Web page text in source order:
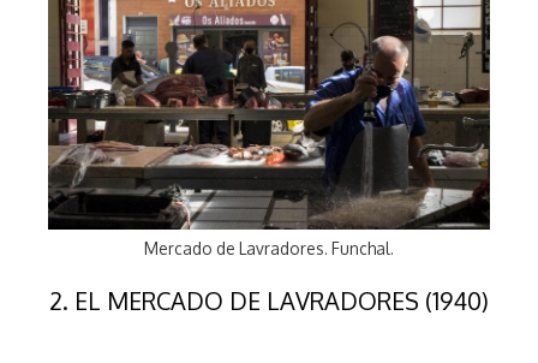
Mercado de Lavradores. Funchal.
2. EL MERCADO DE LAVRADORES (1940)